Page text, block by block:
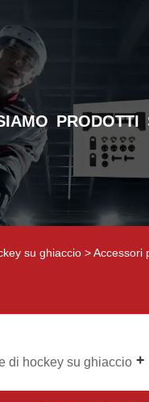
PRODOTTI
su ghiaccio >Accessori
di hockey su ghiaccio